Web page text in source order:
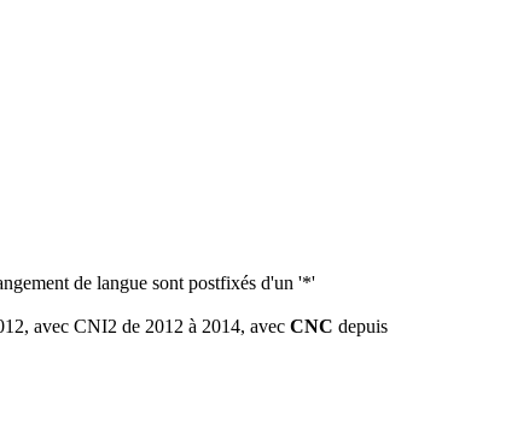
de langue sont postfixés d'un '*'
avec CNI2 de 2012 à 2014, avec CNC depuis